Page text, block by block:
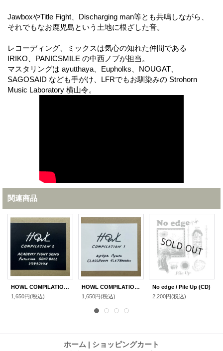
JawboxやTitle Fight、Discharging man等とも共鳴しながら、
それでもなお鹿児島という土地に根ざした音。
レコーディング、ミックスは気心の知れた仲間である
IRIKO、PANICSMILE の中西ノブが担当。
マスタリングは ayutthaya、Eupholks、NOUGAT、
SAGOSAID なども手がけ、LFRでもお馴染みの Strohorn
Music Laboratory 横山令。
関連商品
HOWL COMPILATION 2 / ACADEMY FIGHT SONG,futurina,GOAT BELL,ミワサチコトリオ (CD)
1,650円(税込)
HOWL COMPILATION 1 / apöpa,Ayato,CLASSROOM,デュビア80000cc (CD)
1,650円(税込)
No edge / Pile Up (CD)
2,200円(税込)
ホーム | ショッピングカート